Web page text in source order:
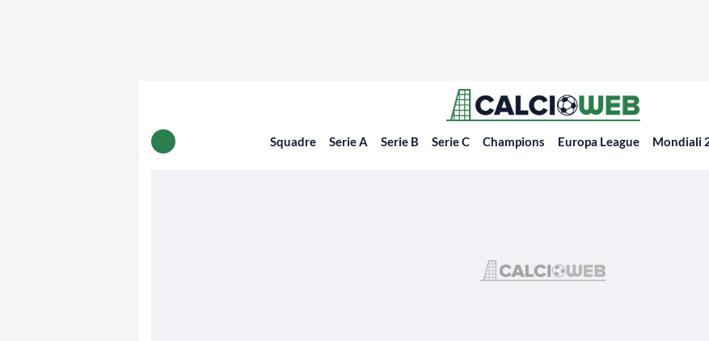
Squadre Serie A Serie B Serie C Champions Europa League Mondiali